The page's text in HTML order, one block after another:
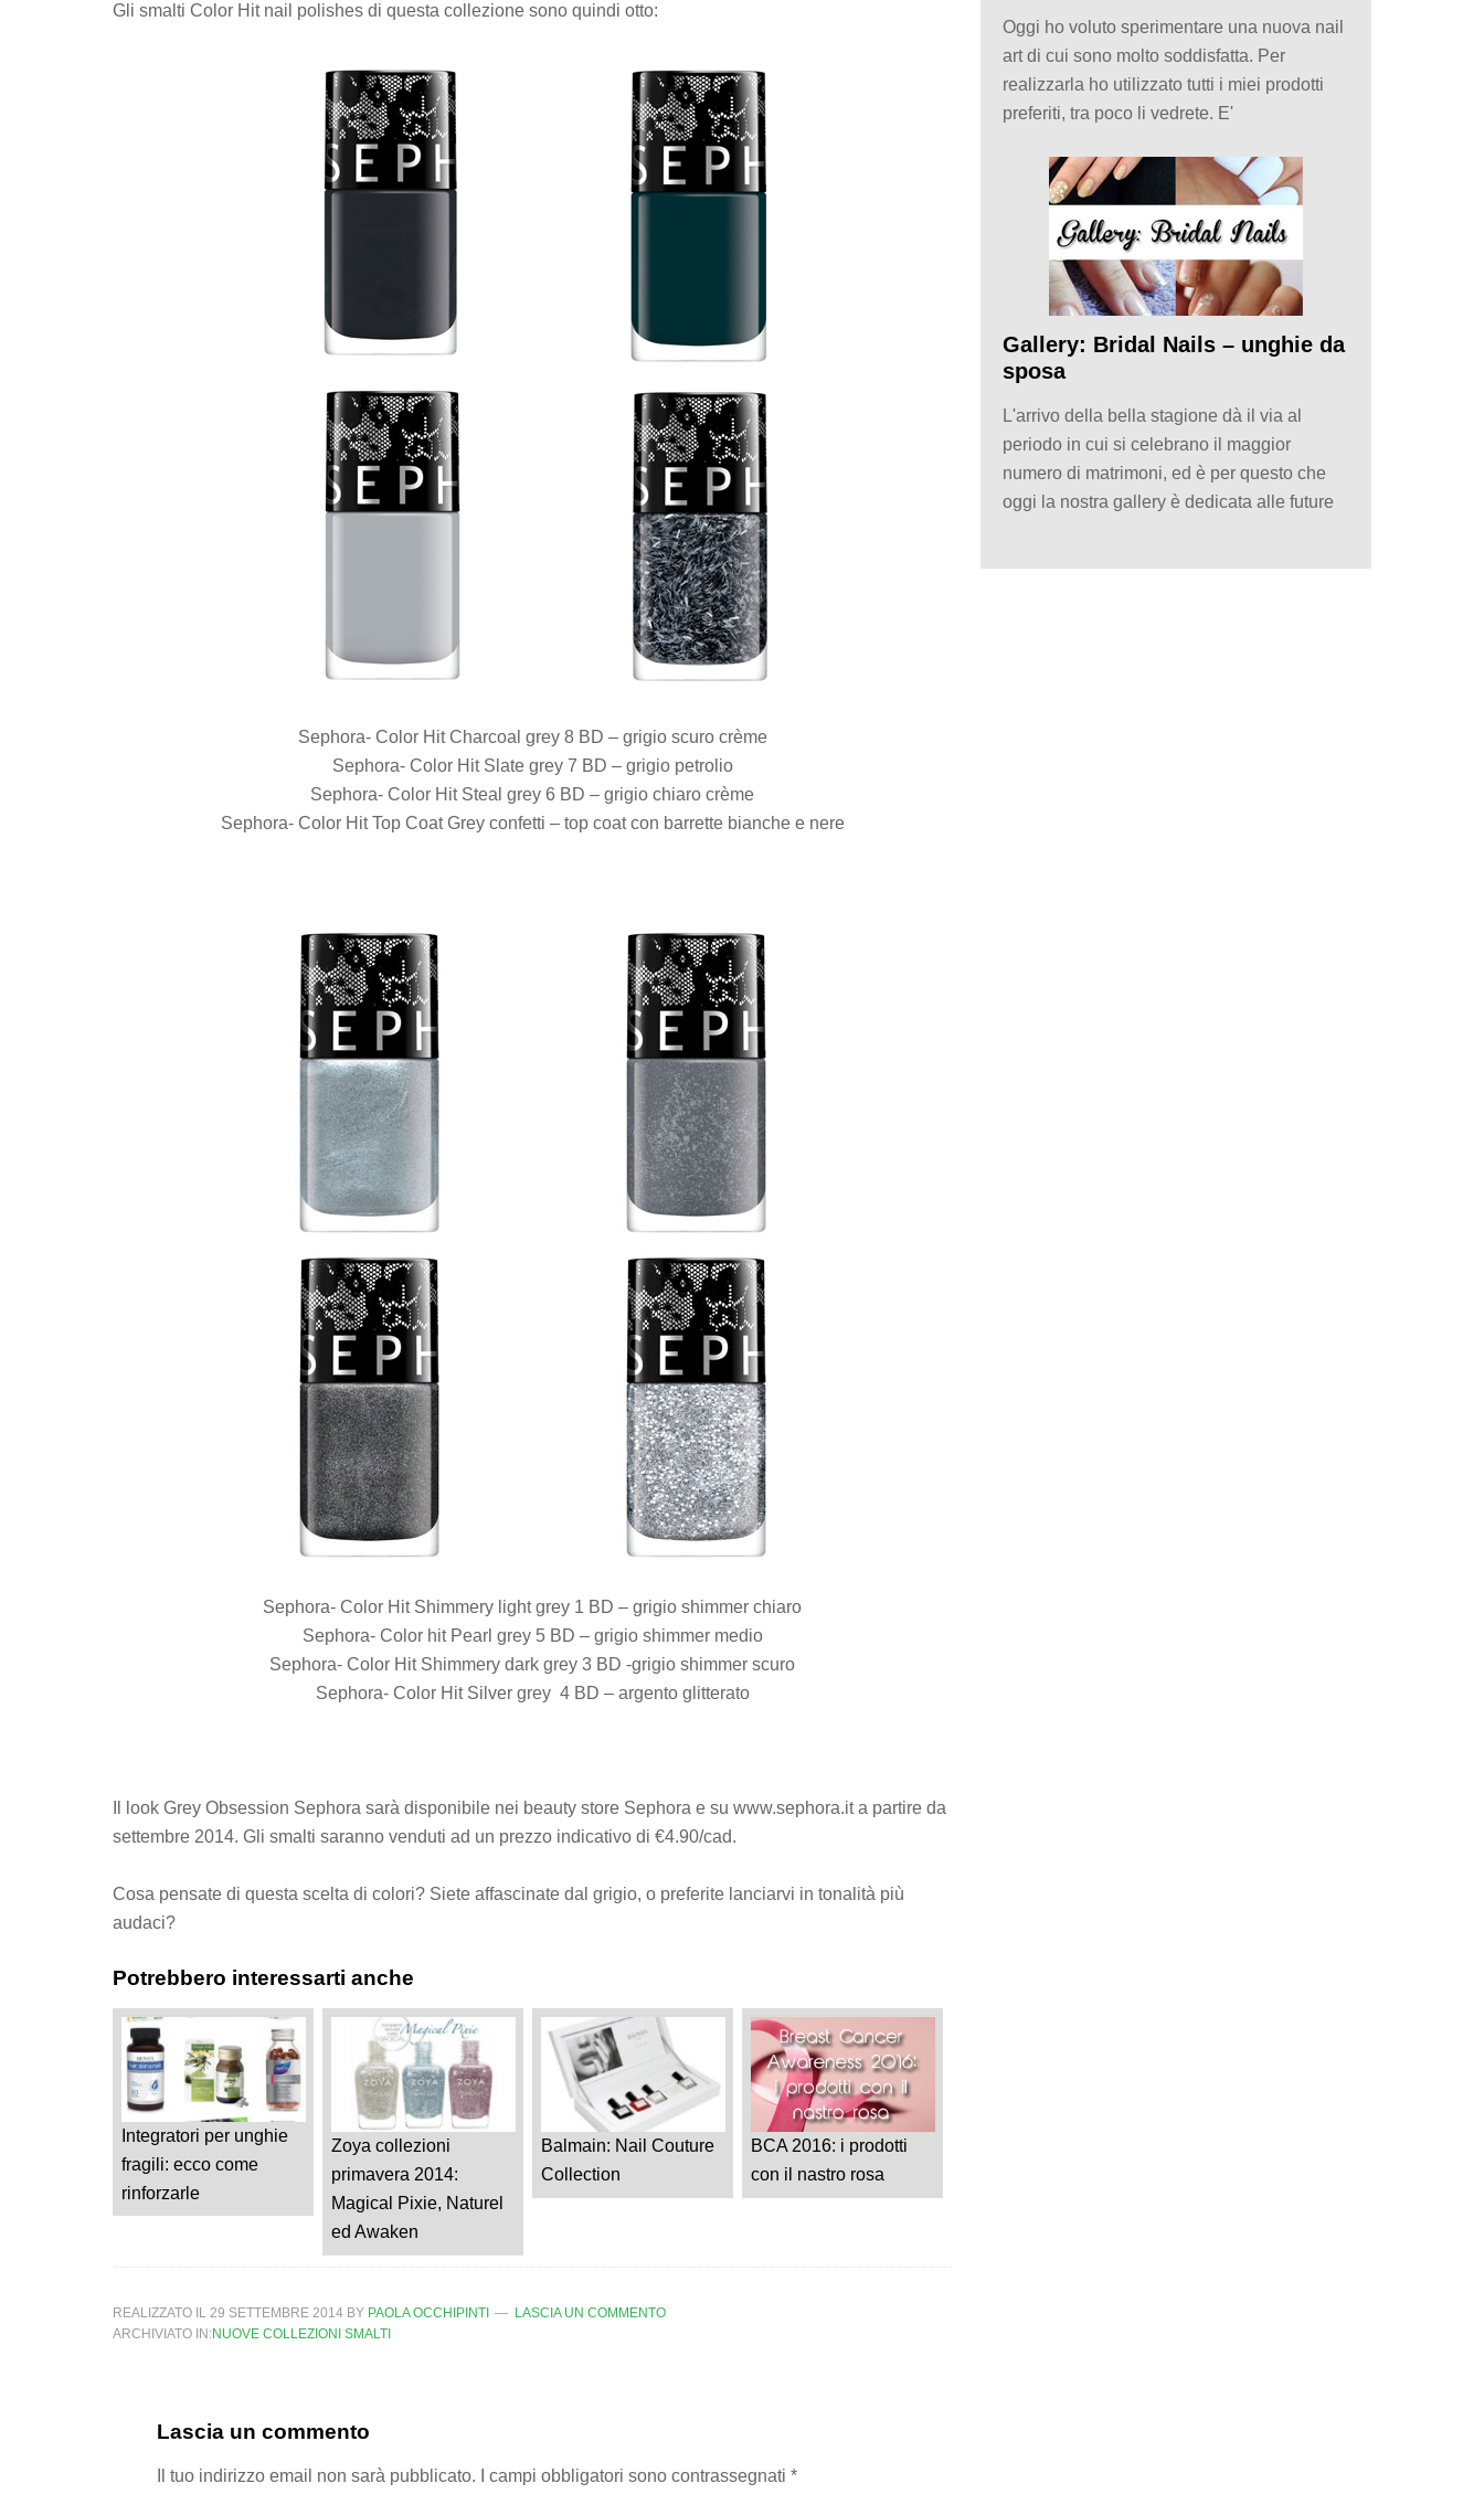
Gli smalti Color Hit nail polishes di questa collezione sono quindi otto:
Sephora- Color Hit Charcoal grey 8 BD – grigio scuro crème
Sephora- Color Hit Slate grey 7 BD – grigio petrolio
Sephora- Color Hit Steal grey 6 BD – grigio chiaro crème
Sephora- Color Hit Top Coat Grey confetti – top coat con barrette bianche e nere
Sephora- Color Hit Shimmery light grey 1 BD – grigio shimmer chiaro
Sephora- Color hit Pearl grey 5 BD – grigio shimmer medio
Sephora- Color Hit Shimmery dark grey 3 BD -grigio shimmer scuro
Sephora- Color Hit Silver grey 4 BD – argento glitterato
Il look Grey Obsession Sephora sarà disponibile nei beauty store Sephora e su www.sephora.it a partire da
settembre 2014. Gli smalti saranno venduti ad un prezzo indicativo di €4.90/cad.
Cosa pensate di questa scelta di colori? Siete affascinate dal grigio, o preferite lanciarvi in tonalità più
audaci?
Potrebbero interessarti anche
Integratori per unghie
fragili: ecco come
rinforzarle
Zoya collezioni
primavera 2014:
Magical Pixie, Naturel
ed Awaken
Balmain: Nail Couture
Collection
BCA 2016: i prodotti
con il nastro rosa
REALIZZATO IL 29 SETTEMBRE 2014 BY PAOLA OCCHIPINTI
LASCIA UN COMMENTO
ARCHIVIATO IN:NUOVE COLLEZIONI SMALTI
Lascia un commento
Il tuo indirizzo email non sarà pubblicato. I campi obbligatori sono contrassegnati *
Oggi ho voluto sperimentare una nuova nail
art di cui sono molto soddisfatta. Per
realizzarla ho utilizzato tutti i miei prodotti
preferiti, tra poco li vedrete. E'
Gallery: Bridal Nails – unghie da
sposa
L'arrivo della bella stagione dà il via al
periodo in cui si celebrano il maggior
numero di matrimoni, ed è per questo che
oggi la nostra gallery è dedicata alle future